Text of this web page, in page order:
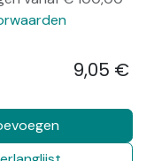
9,05 €